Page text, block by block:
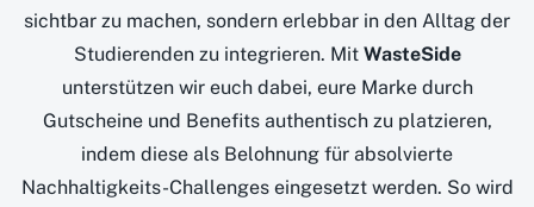
sichtbar zu machen, sondern erlebbar in den Alltag der
Studierenden zu integrieren. Mit WasteSide
unterstützen wir euch dabei, eure Marke durch
Gutscheine und Benefits authentisch zu platzieren,
indem diese als Belohnung für absolvierte
Nachhaltigkeits-Challenges eingesetzt werden. So wird